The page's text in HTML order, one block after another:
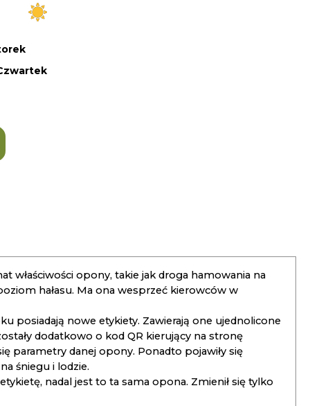
właściwości opony, takie jak droga hamowania na
hałasu. Ma ona wesprzeć kierowców w
posiadają nowe etykiety. Zawierają one ujednolicone
dodatkowo o kod QR kierujący na stronę
parametry danej opony. Ponadto pojawiły się
śniegu i lodzie.
nadal jest to ta sama opona. Zmienił się tylko